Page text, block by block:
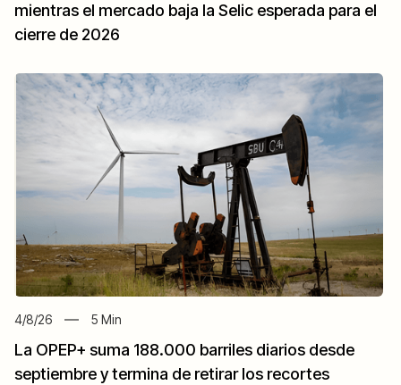
mientras el mercado baja la Selic esperada para el
cierre de 2026
4/8/26 5 Min
La OPEP+ suma 188.000 barriles diarios desde
septiembre y termina de retirar los recortes